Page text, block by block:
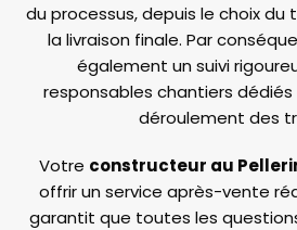
du processus, depuis le choix du
la livraison finale. Par
également un suivi
responsables chantiers
déroulement des
Votre constructeur au
offrir un service après-vente
garantit que toutes les